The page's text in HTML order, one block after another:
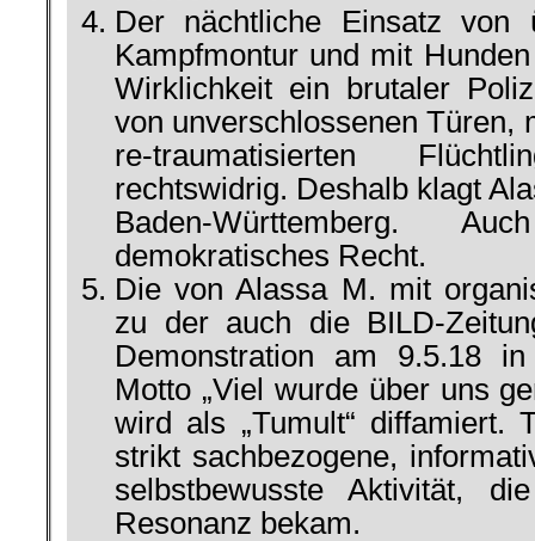
Der nächtliche Einsatz von
Kampfmontur und mit
Wirklichkeit ein brutaler
von unverschlossenen Türen,
re-traumatisierten
rechtswidrig. Deshalb klagt
Baden-Württemberg.
demokratisches Recht.
Die von Alassa M. mit
zu der auch die BILD-
Demonstration am 9.5.18
Motto „Viel wurde über uns
wird als „Tumult“ diffamiert.
strikt sachbezogene,
selbstbewusste Aktivität,
Resonanz bekam.